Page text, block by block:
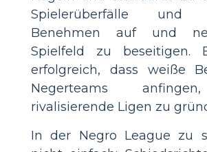
Spielerüberfälle und
Benehmen auf und
Spielfeld zu beseitigen.
erfolgreich, dass weiße
Negerteams
rivalisierende Ligen zu
In der Negro League zu